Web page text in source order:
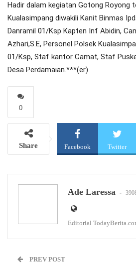
Hadir dalam kegiatan Gotong Royong
Kualasimpang diwakili Kanit Binmas
Danramil 01/Ksp Kapten Inf Abidin,
Azhari,S.E, Personel Polsek
01/Ksp, Staf kantor Camat, Staf
Desa Perdamaian.***(er)
0
Share Facebook Twitter
Ade Laressa
Editorial
PREV POST